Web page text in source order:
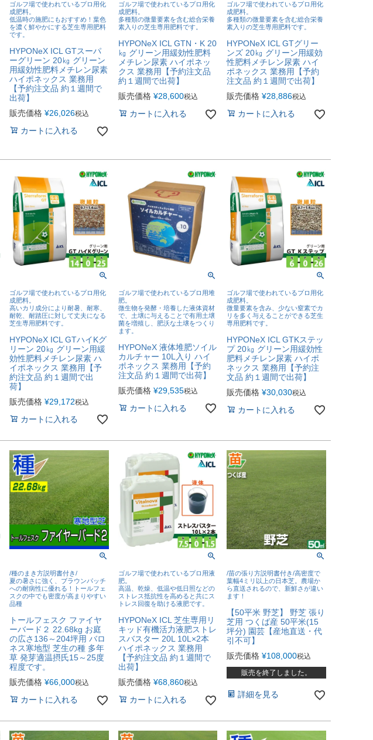
ゴルフ場で使われているプロ用化
成肥料。
低温時の施肥にもおすすめ！葉色
を濃く鮮やかにする芝生専用肥料
です。
HYPONeX ICL GTスーパ
ーグリーン 20㎏ グリーン
用緩効性肥料メチレン尿素
ハイポネックス 業務用
【予約注文品 約１週間で
出荷】
販売価格 ¥26,026税込
カートに入れる
ゴルフ場で使われているプロ用化
成肥料。
多種類の微量要素を含む総合栄養
素入りの芝生専用肥料です。
HYPONeX ICL GTN・K 20
㎏ グリーン用緩効性肥料
メチレン尿素 ハイポネッ
クス 業務用【予約注文品
約１週間で出荷】
販売価格 ¥28,600税込
カートに入れる
ゴルフ場で使われているプロ用化
成肥料。
多種類の微量要素を含む総合栄養
素入りの芝生専用肥料です。
HYPONeX ICL GTグリー
ンズ 20㎏ グリーン用緩効
性肥料メチレン尿素 ハイ
ポネックス 業務用【予約
注文品 約１週間で出荷】
販売価格 ¥28,886税込
カートに入れる
ゴルフ場で使われているプロ用化
成肥料。
高いカリ成分により耐暑、耐寒、
耐乾、耐踏圧に対して丈夫になる
芝生専用肥料です。
HYPONeX ICL GTハイKグ
リーン 20㎏ グリーン用緩
効性肥料メチレン尿素 ハ
イポネックス 業務用【予
約注文品 約１週間で出
荷】
販売価格 ¥29,172税込
カートに入れる
ゴルフ場で使われているプロ用堆
肥。
微生物を発酵・培養した液体資材
で、土壌に与えることで有用土壌
菌を増殖し、肥沃な土壌をつくり
ます。
HYPONeX 液体堆肥ソイル
カルチャー 10L入り ハイ
ポネックス 業務用【予約
注文品 約１週間で出荷】
販売価格 ¥29,535税込
カートに入れる
ゴルフ場で使われているプロ用化
成肥料。
微量要素を含み、少ない窒素でカ
リを多く与えることができる芝生
専用肥料です。
HYPONeX ICL GTKステッ
プ 20㎏ グリーン用緩効性
肥料メチレン尿素 ハイポ
ネックス 業務用【予約注
文品 約１週間で出荷】
販売価格 ¥30,030税込
カートに入れる
/種のまき方説明書付き/
夏の暑さに強く、ブラウンパッチ
への耐病性に優れる！トールフェ
スクの中でも密度が高まりやすい
品種
トールフェスク ファイヤ
ーバード２ 22.68kg お庭
の広さ136～204坪用 バロ
ネス寒地型 芝生の種 多年
草 発芽適温摂氏15～25度
程度です。
販売価格 ¥66,000税込
カートに入れる
ゴルフ場で使われているプロ用液
肥。
高温、乾燥、低温や低日照などの
ストレス抵抗性を高めると共にス
トレス回復を助ける液肥です。
HYPONeX ICL 芝生専用リ
キッド有機活力液肥ストレ
スバスター 20L 10L×2本
ハイポネックス 業務用
【予約注文品 約１週間で
出荷】
販売価格 ¥68,860税込
カートに入れる
/苗の張り方説明書付き/高密度で
葉幅4ミリ以上の日本芝。農場か
ら直送されるので、新鮮さが違い
ます！
【50平米 野芝】 野芝 張り
芝用 つくば産 50平米(15
坪分) 園芸【産地直送・代
引不可】
販売価格 ¥108,000税込
販売を終了しました。
詳細を見る